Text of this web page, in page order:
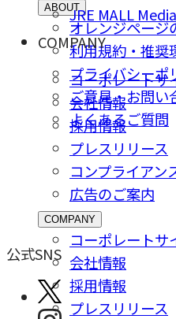
JRE MALL Media
ABOUT
オレンジページ
利用規約・推奨
プライバシーポ
ご意⾒・お問い
よくあるご質問
COMPANY
コーポレートサ
会社情報
採⽤情報
プレスリリース
コンプライアン
広告のご案内
COMPANY
コーポレートサ
会社情報
採⽤情報
プレスリリース
公式SNS